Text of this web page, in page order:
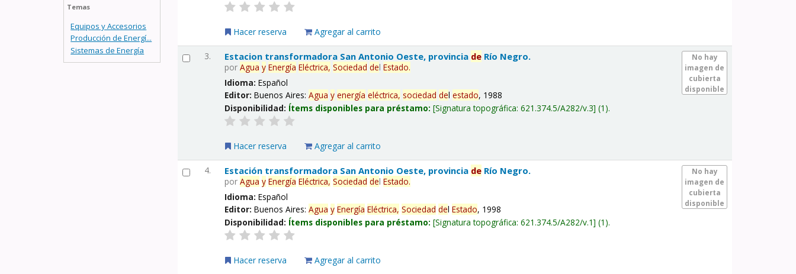
Temas
Equipos y Accesorios
Producción de Energí...
Sistemas de Energía
Hacer reserva Agregar al carrito
3.
No hay
imagen de
cubierta
disponible
Estacion transformadora San Antonio Oeste, provincia de Río Negro.
porAgua y Energía Eléctrica, Sociedad delEstado.
Idioma:Español
Editor:Buenos Aires:Agua y energía eléctrica, sociedad delestado, 1988
Disponibilidad: Ítems disponibles para préstamo: Signatura topográfica:621.374.5/A282/v.3 (1).
Hacer reserva Agregar al carrito
4.
No hay
imagen de
cubierta
disponible
Estación transformadora San Antonio Oeste, provincia de Río Negro.
porAgua y Energía Eléctrica, Sociedad delEstado.
Idioma:Español
Editor:Buenos Aires:Agua y Energía Eléctrica, Sociedad delEstado, 1998
Disponibilidad: Ítems disponibles para préstamo: Signatura topográfica:621.374.5/A282/v.1 (1).
Hacer reserva Agregar al carrito